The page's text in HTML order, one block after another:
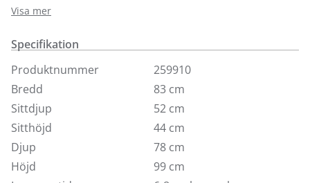
Med Stressless® patenterade system Glide® , Plus®
och Balance Adapt ger Stressless Erik överlägset stöd
och enastående komfort.
Plus System,ger dig optimal komfort och stöd för
nacke och korsrygg oavsett om du sitter eller ligger.
Sov-funktionen aktiveras med ett enkelt handgrepp.
Glide System,
friktion, så följer sitsen dina minsta rörelser.
BalanceAdapt.
Små, enkla rörelser som ökar
komfortupplevelsen. Med BalanceAdapt anpassar sig
Visa mer
Specifikation
Produktnummer
259910
Bredd
83 cm
Sittdjup
52 cm
Sitthöjd
44 cm
Djup
78 cm
Höjd
99 cm